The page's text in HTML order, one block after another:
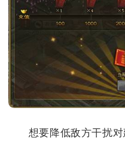
想要降低敌方干扰